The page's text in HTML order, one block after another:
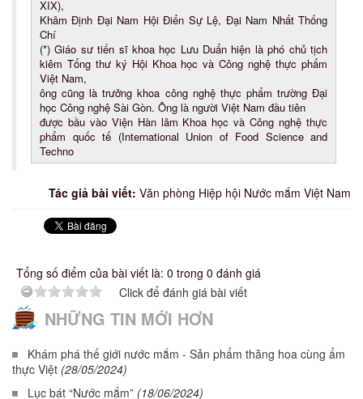
XIX),
Khâm Định Đại Nam Hội Điển Sự Lệ, Đại Nam Nhất Thống
Chí
(*) Giáo sư tiến sĩ khoa học Lưu Duẩn hiện là phó chủ tịch
kiêm Tổng thư ký Hội Khoa học và Công nghệ thực phẩm
Việt Nam,
ông cũng là trưởng khoa công nghệ thực phẩm trường Đại
học Công nghệ Sài Gòn. Ông là người Việt Nam đầu tiên
được bầu vào Viện Hàn lâm Khoa học và Công nghệ thực
phẩm quốc tế (International Union of Food Science and
Techno
Tác giả bài viết: Văn phòng Hiệp hội Nước mắm Việt Nam
Tổng số điểm của bài viết là: 0 trong 0 đánh giá
Click để đánh giá bài viết
NHỮNG TIN MỚI HƠN
Khám phá thế giới nước mắm - Sản phẩm thăng hoa cùng ẩm
thực Việt (28/05/2024)
Lục bát “Nước mắm” (18/06/2024)